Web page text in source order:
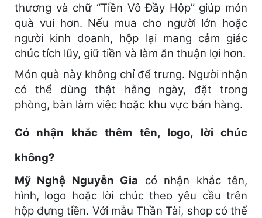
thương và chữ “Tiền Vô Đầy Hộp” giúp món
quà vui hơn. Nếu mua cho người lớn hoặc
người kinh doanh, hộp lại mang cảm giác
chúc tích lũy, giữ tiền và làm ăn thuận lợi hơn.
Món quà này không chỉ để trưng. Người nhận
có thể dùng thật hằng ngày, đặt trong
phòng, bàn làm việc hoặc khu vực bán hàng.
Có nhận khắc thêm tên, logo, lời chúc
không?
Mỹ Nghệ Nguyễn Gia có nhận khắc tên,
hình, logo hoặc lời chúc theo yêu cầu trên
hộp đựng tiền. Với mẫu Thần Tài, shop có thể